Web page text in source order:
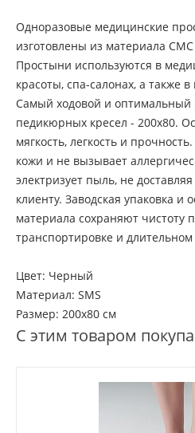
Одноразовые медицинские
изготовлены из материала
Простыни используются в
красоты, спа-салонах, а также
Самый ходовой и оптимальный
педикюрных кресел - 200х80.
мягкость, легкость и
кожи и не вызывает
электризует пыль, не
клиенту. Заводская упаковка и
материала сохраняют чистоту
транспортировке и
Цвет: Черный
Материал: SMS
Размер: 200х80 см
С этим товаром